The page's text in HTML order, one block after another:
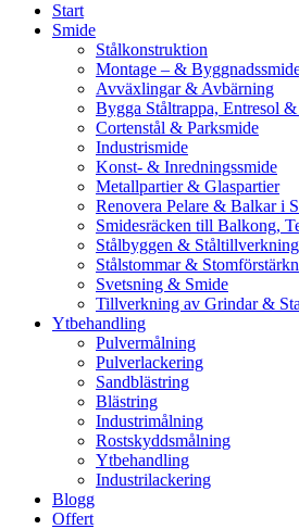
Start
Smide
Stålkonstruktion
Montage – &
Avväxlingar & Avbärning
Bygga Ståltrappa, Entresol
Cortenstål & Parksmide
Industrismide
Konst- & Inredningssmide
Metallpartier & Glaspartier
Renovera Pelare & Balkar i
Smidesräcken till Balkong,
Stålbyggen & Ståltillverkning
Stålstommar &
Svetsning & Smide
Tillverkning av Grindar &
Ytbehandling
Pulvermålning
Pulverlackering
Sandblästring
Blästring
Industrimålning
Rostskyddsmålning
Ytbehandling
Industrilackering
Blogg
Offert